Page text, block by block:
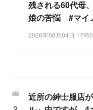
残される60代母
娘の苦悩 #マイ
2026年08月04日 17時
近所の紳士服店